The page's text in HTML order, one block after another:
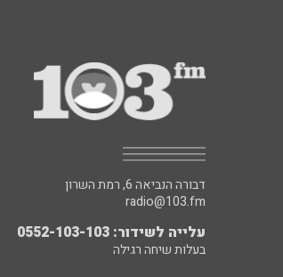
דבורה הנביאה 6, רמת השרון
radio@103.fm
עלייה לשידור: 0552-103-103
בעלות שיחה רגילה